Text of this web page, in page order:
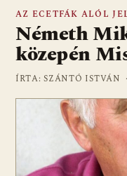
AZ ECETFÁK ALÓL
Németh
közepén
ÍRTA: SZÁNTÓ